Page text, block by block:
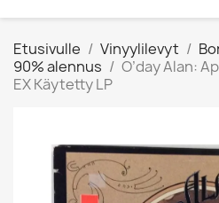
Etusivulle Vinyylilevyt
90% alennus
O’day Alan:
EX Käytetty LP